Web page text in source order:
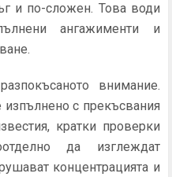
и по-сложен. Това води
ангажименти и
внимание.
с прекъсвания
кратки проверки
да изглеждат
концентрацията и